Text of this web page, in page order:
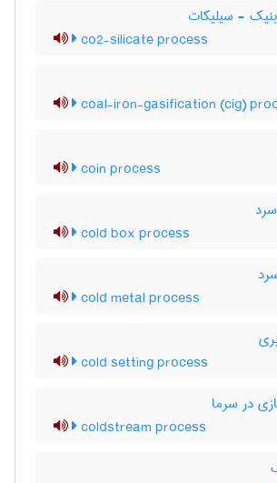
- سیلیکات
co2-silicate process
coal-iron-gasification (cig)
coin process
cold box process
cold metal process
cold setting process
در سرما
coldstream process